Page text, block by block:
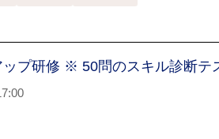
プ研修 ※ 50問のスキル診断テ